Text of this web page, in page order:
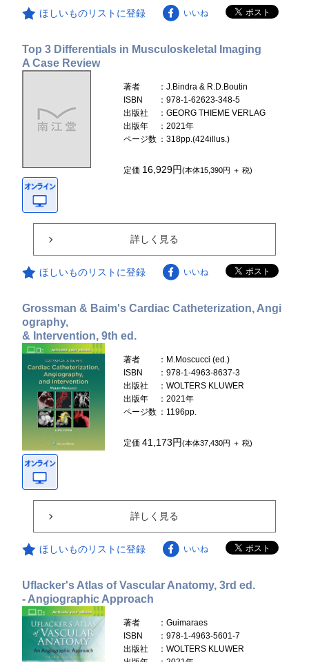
ほしいものリストに登録 いいね
Top 3 Differentials in Musculoskeletal Imaging
A Case Review
著者
：J.Bindra & R.D.Boutin
ISBN
：978-1-62623-348-5
出版社
：GEORG THIEME VERLAG
出版年
：2021年
ページ数 ：318pp.(424illus.)
定価 16,929円(本体15,390円 ＋ 税)
詳しく見る
ほしいものリストに登録 いいね
Grossman & Baim's Cardiac Catheterization, Angi
ography,
& Intervention, 9th ed.
著者
：M.Moscucci (ed.)
ISBN
：978-1-4963-8637-3
出版社
：WOLTERS KLUWER
出版年
：2021年
ページ数 ：1196pp.
定価41,173円(本体37,430円 ＋ 税)
詳しく見る
ほしいものリストに登録 いいね
Uflacker's Atlas of Vascular Anatomy, 3rd ed.
- Angiographic Approach
著者
：Guimaraes
ISBN
：978-1-4963-5601-7
出版社
：WOLTERS KLUWER